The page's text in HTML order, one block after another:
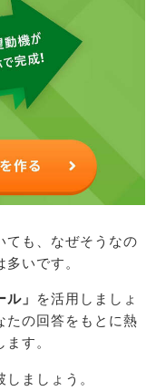
ても、なぜそうなの
いです。
」 を活用しましょ
たの回答をもとに熱
す。
ましょう。